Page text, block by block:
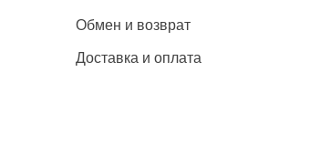
Обмен и возврат
Доставка и оплата